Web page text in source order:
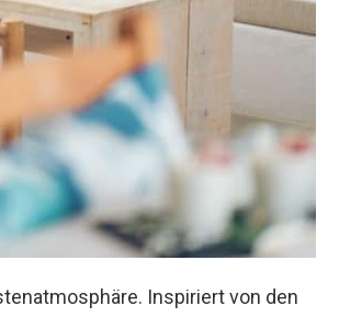
Inspiriert von den